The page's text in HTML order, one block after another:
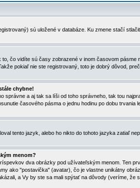
sú uložené v databáze. Ku zmene stačí
čo vidíte sú časy zobrazené v inom časovom
pokiaľ nie ste registrovaný, toto je dobrý dôvod,
chybne!
správne a aj tak sa líši od toho správneho, tak tou
časového pásma o jednu hodinu po dobu trvania
tento jazyk, alebo ho nikto do tohoto jazyka zatiaľ
menom?
dva obrázky pod užívateľským menom. Ten
ako "postavička" (avatar), čo je vlastne unikátny
a Vy by ste sa mali spýtať na dôvody (veríme, že